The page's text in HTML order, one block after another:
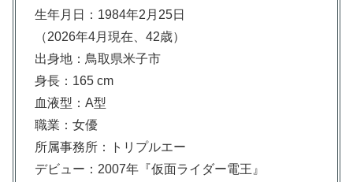
生年月日：1984年2月25日
（2026年4月現在、42歳）
出身地：鳥取県米子市
身長：165 cm
血液型：A型
職業：女優
所属事務所：トリプルエー
デビュー：2007年『仮面ライダー電王』